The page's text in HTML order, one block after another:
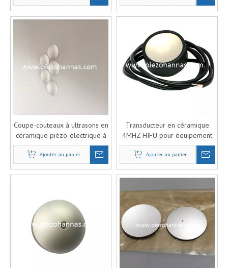
Coupe-couteaux à ultrasons en
céramique piézo-électrique à
ultrasons HIFU
Ajouter au panier
Transducteur en céramique
4MHZ HIFU pour équipement
médical Lasers
Ajouter au panier